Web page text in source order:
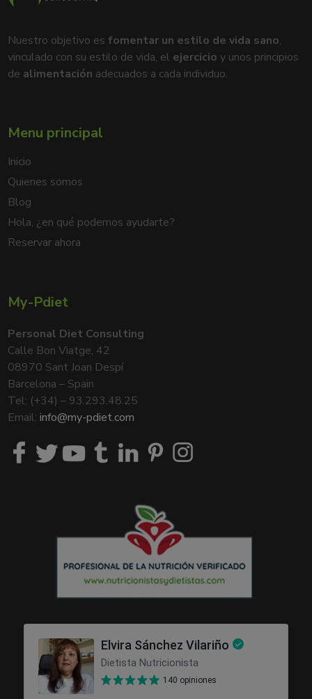
Nuestro objetivo esfomentar un estilo de vida sano,
vinculado con su estilo de vida, el ejercicio y unos principios
de alimentación adecuados a cada individuo.
Menu principal
Inicio
Quienes somos
Blog
Hola, ¿en qué podemos ayudarte?
Reservar ahora
My-Pdiet
Personal Diet Consulting
Calle Bon Viatge, 42
08970 Sant Joan Despí
Barcelona – Spain
Tel: (+34) – 93.293.48.25
Email:info@my-pdiet.com